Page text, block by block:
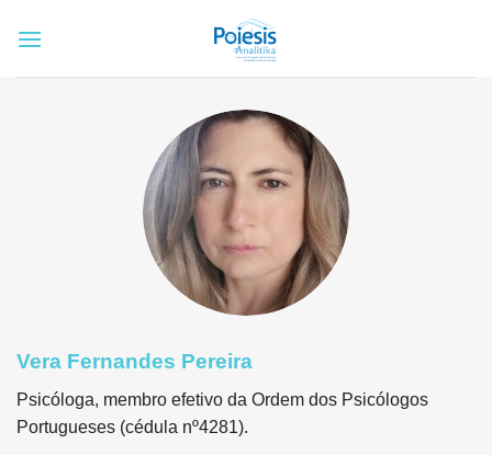
Vera Fernandes Pereira
Psicóloga, membro efetivo da Ordem dos Psicólogos
Portugueses (cédula nº4281).